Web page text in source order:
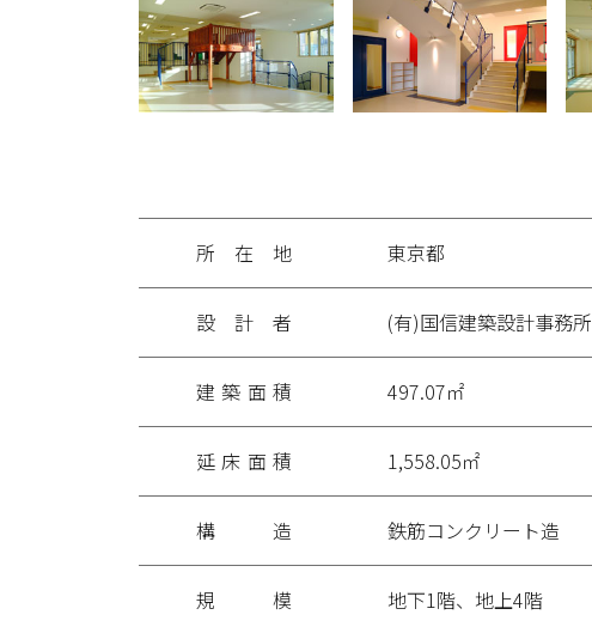
ゲ
ョ
所在地 東京都
設計者 (有)国信建築設計事務所
建築面積 497.07㎡
延床面積 1,558.05㎡
構造 鉄筋コンクリート造
規模 地下1階、地上4階